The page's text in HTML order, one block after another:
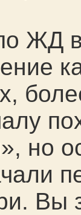
ЖД
но
Вы